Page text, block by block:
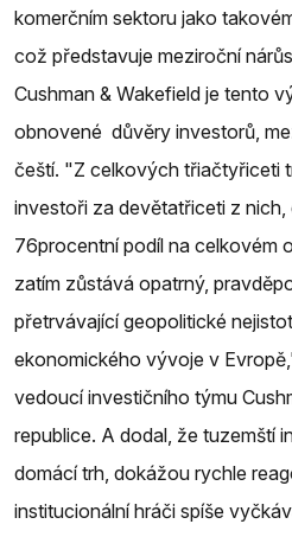
komerčním sektoru jako
což představuje meziroční
Cushman & Wakefield je tento
obnovené důvěry investorů,
čeští. "Z celkových třiačtyřiceti
investoři za devětatřiceti z
76procentní podíl na celkovém
zatím zůstává opatrný,
přetrvávající geopolitické
ekonomického vývoje v
vedoucí investičního týmu
republice. A dodal, že tuzemští
domácí trh, dokážou rychle
institucionální hráči spíše